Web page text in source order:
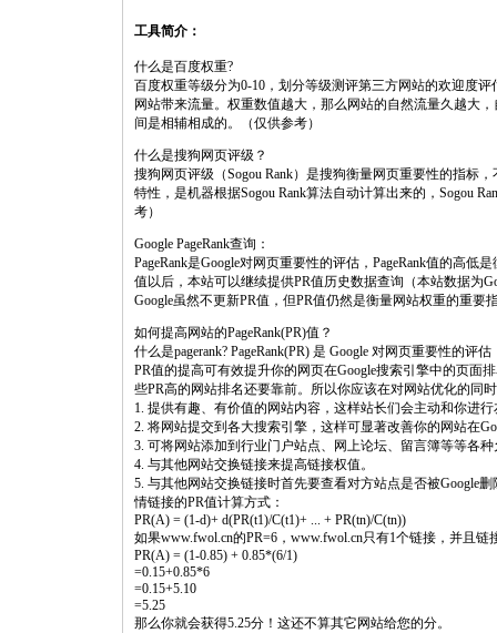
工具简介：
什么是百度权重?
百度权重等级分为0-10，划分等级测评第三方网站的欢迎度
网站带来流量。权重数值越大，那么网站的自然流量久越大
间是相辅相成的。（仅供参考）
什么是搜狗网页评级？
搜狗网页评级（Sogou Rank）是搜狗衡量网页重要性的指标
特性，是机器根据Sogou Rank算法自动计算出来的，Sogou
考）
Google PageRank查询：
PageRank是Google对网页重要性的评估，PageRank值的高
值以后，本站可以继续提供PR值历史数据查询（本站数据为
Google虽然不更新PR值，但PR值仍然是衡量网站权重的重要
如何提高网站的PageRank(PR)值？
什么是pagerank? PageRank(PR) 是 Google 对网页重要性的评估
PR值的提高可有效提升你的网页在Google搜索引擎中的页面
些PR高的网站排名还要靠前。所以你应该在对网站优化的同
1. 提供有趣、有价值的网站内容，这样站长们会主动和你进
2. 将网站提交到各大搜索引擎，这样可显著改善你的网站在
3. 可将网站添加到行业门户站点、网上论坛、留言簿等等各
4. 与其他网站交换链接来提高链接权值。
5. 与其他网站交换链接时首先要查看对方站点是否被Google
情链接的PR值计算方式：
PR(A) = (1-d)+ d(PR(t1)/C(t1)+ ... + PR(tn)/C(tn))
如果www.fwol.cn的PR=6，www.fwol.cn只有1个链接，并且链
PR(A) = (1-0.85) + 0.85*(6/1)
=0.15+0.85*6
=0.15+5.10
=5.25
那么你就会获得5.25分！这还不算其它网站给您的分。